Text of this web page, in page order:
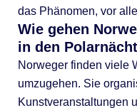
das Phänomen, vor
Wie gehen
in den
Norweger finden viele
umzugehen. Sie
Kunstveranstaltungen